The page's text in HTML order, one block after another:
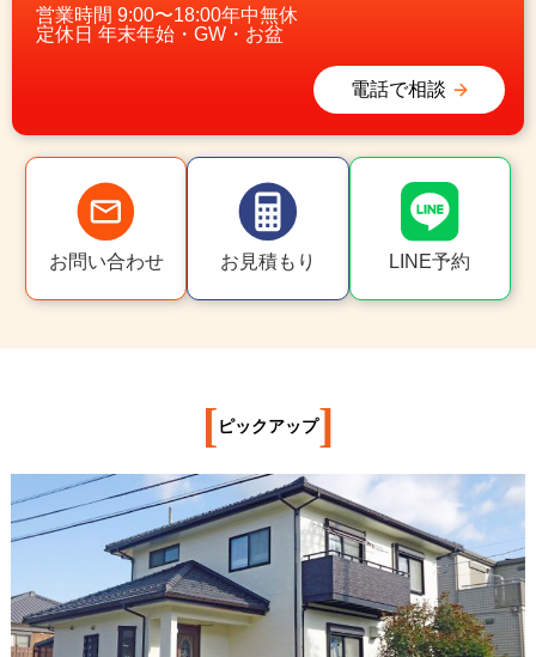
営業時間 9:00〜18:00年中無休
定休日 年末年始・GW・お盆
電話で相談
お問い合わせ お見積もり LINE予約
[ ピックアップ]